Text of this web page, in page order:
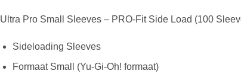
Ultra Pro Small Sleeves – PRO-Fit Side Load (100
Sideloading Sleeves
Formaat Small (Yu-Gi-Oh! formaat)